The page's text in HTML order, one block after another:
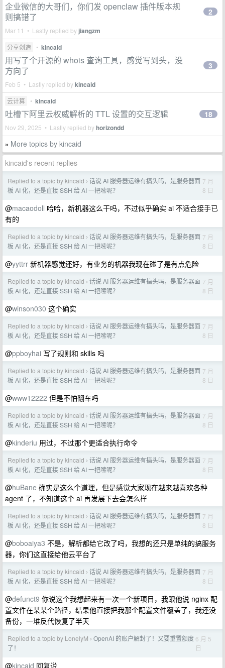
企业微信的大哥们，你们发 openclaw 插件版本规
则搞错了
Mar 11 • Lastly replied by jiangzm
2
分享创造 • kincaid
用写了个开源的 whois 查询工具，感觉写到头，没
方向了
Feb 5 • Lastly replied bykincaid
3
云计算 • kincaid
吐槽下阿里云权威解析的 TTL 设置的交互逻辑
Nov 29, 2025 • Lastly replied byhorizondd
18
» More topics by kincaid
kincaid's recent replies
Replied to a topic by kincaid › 话说 AI 服务器运维有搞头吗，是服务器面
板 AI 化，还是直接 SSH 给 AI 一把嗦呢？
7 月
8 日
@macaodoll 哈哈，新机器这么干吗，不过似乎确实 ai 不适合接手已
有的
Replied to a topic by kincaid › 话说 AI 服务器运维有搞头吗，是服务器面
板 AI 化，还是直接 SSH 给 AI 一把嗦呢？
7 月
8 日
@yyttrr 新机器感觉还好，有业务的机器我现在碰了是有点危险
Replied to a topic by kincaid › 话说 AI 服务器运维有搞头吗，是服务器面
板 AI 化，还是直接 SSH 给 AI 一把嗦呢？
7 月
8 日
@winson030 这个确实
Replied to a topic by kincaid › 话说 AI 服务器运维有搞头吗，是服务器面
板 AI 化，还是直接 SSH 给 AI 一把嗦呢？
7 月
8 日
@ppboyhai 写了规则和 skills 吗
Replied to a topic by kincaid › 话说 AI 服务器运维有搞头吗，是服务器面
板 AI 化，还是直接 SSH 给 AI 一把嗦呢？
7 月
8 日
@www12222 但是不怕翻车吗
Replied to a topic by kincaid › 话说 AI 服务器运维有搞头吗，是服务器面
板 AI 化，还是直接 SSH 给 AI 一把嗦呢？
7 月
8 日
@kinderiu 用过，不过那个更适合执行命令
Replied to a topic by kincaid › 话说 AI 服务器运维有搞头吗，是服务器面
板 AI 化，还是直接 SSH 给 AI 一把嗦呢？
7 月
8 日
@huBane 确实是这么个道理，但是感觉大家现在越来越喜欢各种
agent 了，不知道这个 ai 再发展下去会怎么样
Replied to a topic by kincaid › 话说 AI 服务器运维有搞头吗，是服务器面
板 AI 化，还是直接 SSH 给 AI 一把嗦呢？
7 月
8 日
@boboaiya3 不是，解析都给它改了吗，我想的还只是单纯的搞服务
器，你们这直接给他云平台了
Replied to a topic by kincaid › 话说 AI 服务器运维有搞头吗，是服务器面
板 AI 化，还是直接 SSH 给 AI 一把嗦呢？
7 月
8 日
@defunct9 你说这个我想起来有一次一个新项目，我跟他说 nginx 配
置文件在某某个路径，结果他直接把我那个配置文件覆盖了，我还没
备份，一堆反代恢复了半天
Replied to a topic by LonelyM › OpenAI 的账户解封了！又要重置额度
了！
6 月 5
日
@kincaid 回复说